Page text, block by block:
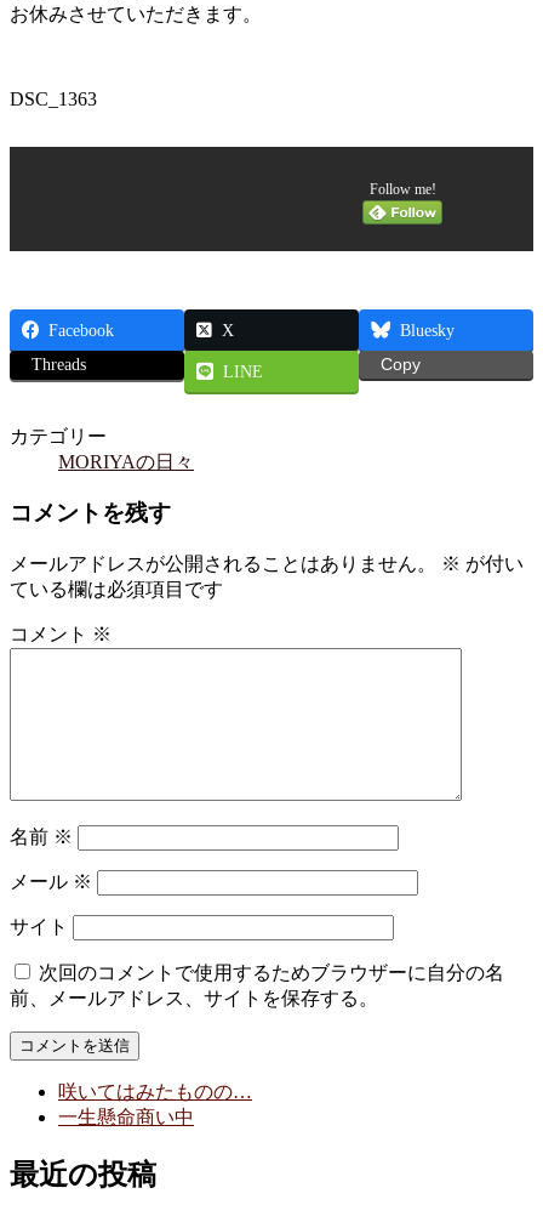
お休みさせていただきます。
DSC_1363
Follow me!
Facebook X
Bluesky
Threads
LINE Copy
カテゴリー
MORIYAの日々
コメントを残す
メールアドレスが公開されることはありません。 ※ が付い
ている欄は必須項目です
コメント ※
名前 ※
メール ※
サイト
次回のコメントで使用するためブラウザーに自分の名
前、メールアドレス、サイトを保存する。
咲いてはみたものの…
一生懸命商い中
最近の投稿